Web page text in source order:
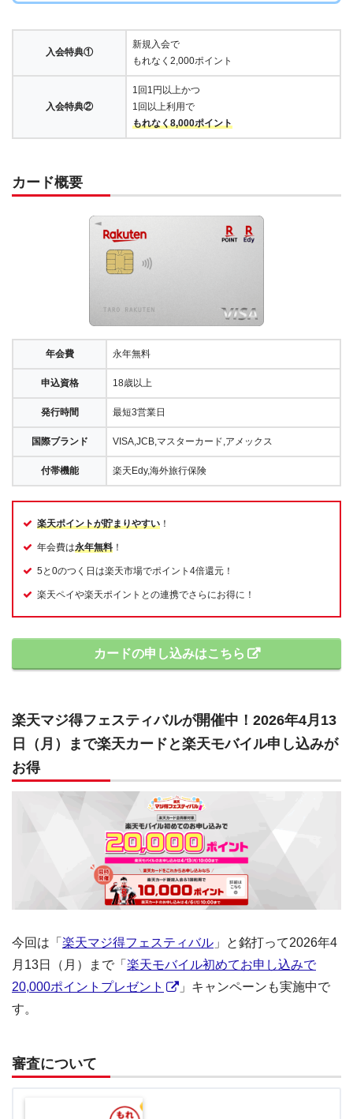
入会特典①
新規入会で
もれなく2,000ポイント
入会特典②
1回1円以上かつ
1回以上利用で
もれなく8,000ポイント
カード概要
年会費 永年無料
申込資格 18歳以上
発行時間 最短3営業日
国際ブランド VISA,JCB,マスターカード,アメックス
付帯機能 楽天Edy,海外旅行保険
楽天ポイントが貯まりやすい ！
年会費は永年無料 ！
5と0のつく日は楽天市場でポイント4倍還元！
楽天ペイや楽天ポイントとの連携でさらにお得に！
カードの申し込みはこちら
楽天マジ得フェスティバルが開催中！2026年4月13
日（月）まで楽天カードと楽天モバイル申し込みが
お得
今回は「 楽天マジ得フェスティバル 」と銘打って2026年4
月13日（月）まで「 楽天モバイル初めてお申し込みで
20,000ポイントプレゼント
」キャンペーンも実施中で
す。
審査について